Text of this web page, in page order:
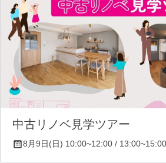
中古リノベ見学ツアー
8月9日(日) 10:00~12:00 /